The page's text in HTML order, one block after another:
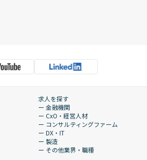
求人を探す
ー 金融機関
ー CxO・経営人材
ー コンサルティングファーム
ー DX・IT
ー 製造
ー その他業界・職種